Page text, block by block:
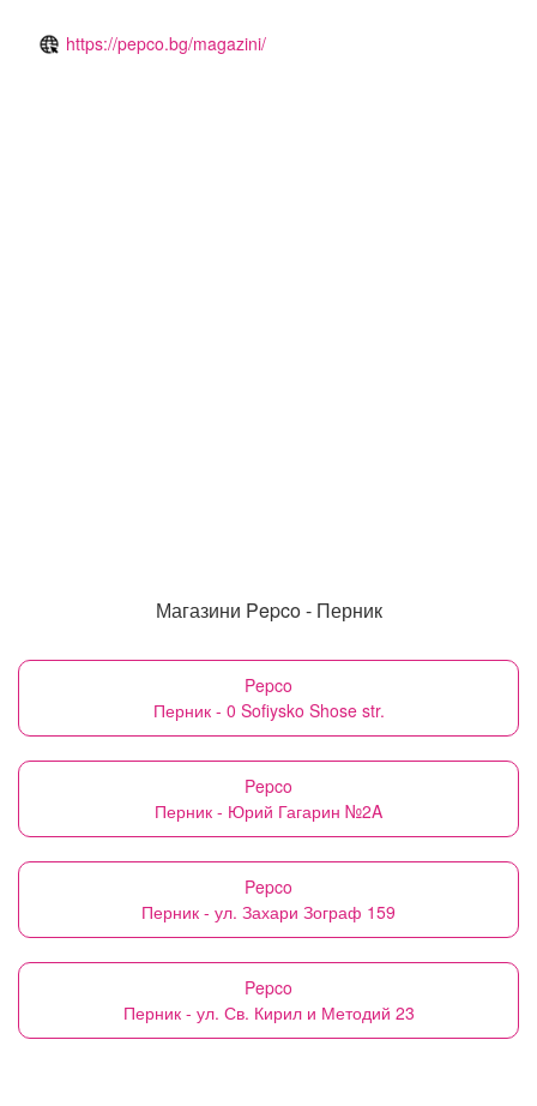
https://pepco.bg/magazini/
Магазини Pepco - Перник
Pepco
Перник - 0 Sofiysko Shose str.
Pepco
Перник - Юрий Гагарин №2A
Pepco
Перник - ул. Захари Зограф 159
Pepco
Перник - ул. Св. Кирил и Методий 23